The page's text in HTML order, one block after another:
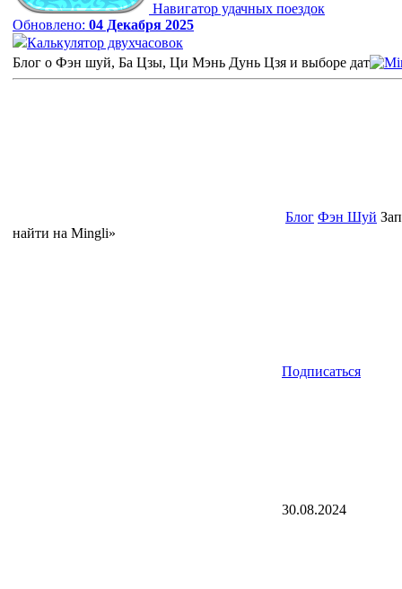
Навигатор удачных поездок
Обновлено: 04 Декабря 2025
Калькулятор двухчасовок
Блог о Фэн шуй, Ба Цзы, Ци Мэнь Дунь Цзя и выборе дат
Блог Фэн Шуй
найти на Mingli»
Подписаться
30.08.2024